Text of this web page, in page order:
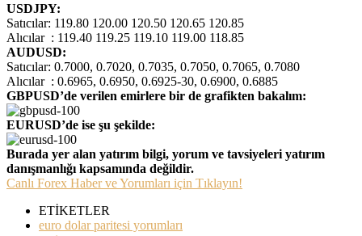
USDJPY:
Satıcılar: 119.80 120.00 120.50 120.65 120.85
Alıcılar : 119.40 119.25 119.10 119.00 118.85
AUDUSD:
Satıcılar: 0.7000, 0.7020, 0.7035, 0.7050, 0.7065, 0.7080
Alıcılar : 0.6965, 0.6950, 0.6925-30, 0.6900, 0.6885
GBPUSD’de verilen emirlere bir de grafikten bakalım:
EURUSD’de ise şu şekilde:
Burada yer alan yatırım bilgi, yorum ve tavsiyeleri yatırım
danışmanlığı kapsamında değildir.
Canlı Forex Haber ve Yorumları için Tıklayın!
ETİKETLER
euro dolar paritesi yorumları